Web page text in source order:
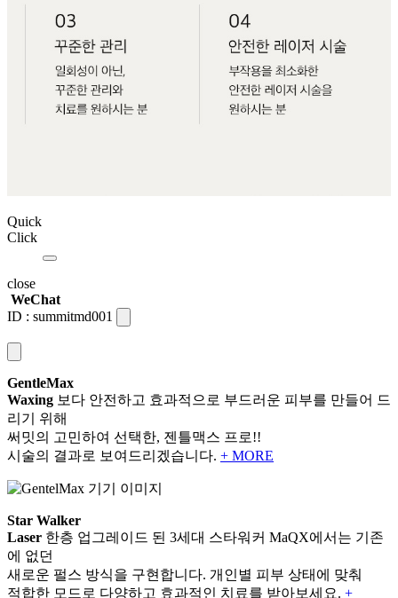
Quick
Click
close
WeChat
ID : summitmd001
GentleMax
Waxing 보다 안전하고 효과적으로 부드러운 피부를 만들어 드
리기 위해
써밋의 고민하여 선택한, 젠틀맥스 프로!!
시술의 결과로 보여드리겠습니다. + MORE
Star Walker
Laser 한층 업그레이드 된 3세대 스타워커 MaQX에서는 기존
에 없던
새로운 펄스 방식을 구현합니다. 개인별 피부 상태에 맞춰
적합한 모드로 다양하고 효과적인 치료를 받아보세요. +